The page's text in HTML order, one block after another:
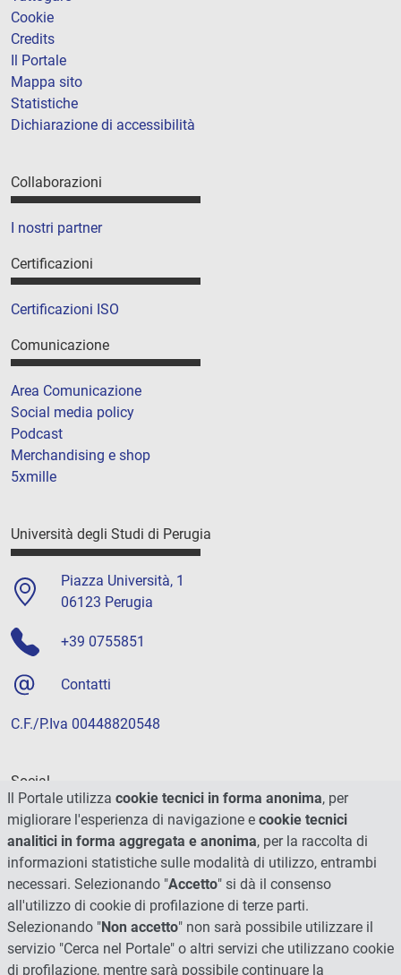
Cookie
Credits
Il Portale
Mappa sito
Statistiche
Dichiarazione di accessibilità
Collaborazioni
I nostri partner
Certificazioni
Certificazioni ISO
Comunicazione
Area Comunicazione
Social media policy
Podcast
Merchandising e shop
5xmille
Università degli Studi di Perugia
Piazza Università, 1
06123 Perugia
+39 0755851
Contatti
C.F./P.Iva 00448820548
Social
Il Portale utilizza cookie tecnici in forma anonima, per
migliorare l'esperienza di navigazione e cookie tecnici
analitici in forma aggregata e anonima, per la raccolta di
informazioni statistiche sulle modalità di utilizzo, entrambi
necessari. Selezionando "Accetto" si dà il consenso
all'utilizzo di cookie di profilazione di terze parti.
Selezionando "Non accetto" non sarà possibile utilizzare il
servizio "Cerca nel Portale" o altri servizi che utilizzano cookie
di profilazione, mentre sarà possibile continuare la